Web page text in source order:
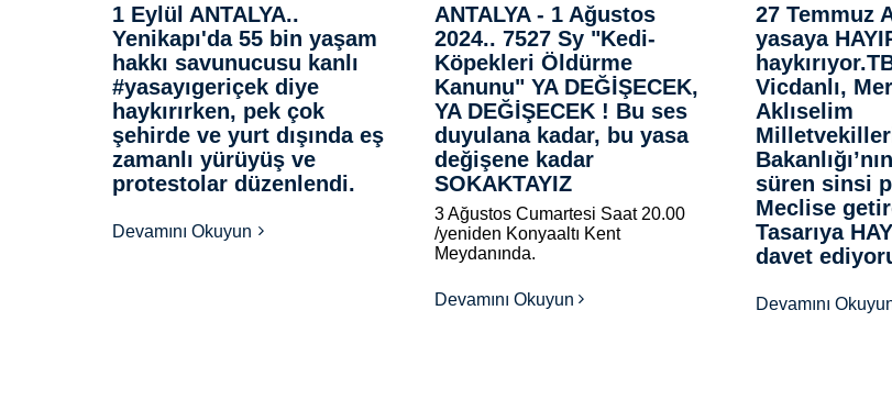
1 Eylül ANTALYA..
Yenikapı'da 55 bin yaşam
hakkı savunucusu kanlı
#yasayıgeriçek diye
haykırırken, pek çok
şehirde ve yurt dışında eş
zamanlı yürüyüş ve
protestolar düzenlendi.
Devamını Okuyun
ANTALYA - 1 Ağustos
2024.. 7527 Sy "Kedi-
Köpekleri Öldürme
Kanunu" YA DEĞİŞECEK,
YA DEĞİŞECEK ! Bu ses
duyulana kadar, bu yasa
değişene kadar
SOKAKTAYIZ
3 Ağustos Cumartesi Saat 20.00
/yeniden Konyaaltı Kent
Meydanında.
Devamını Okuyun
27 Temmuz
yasaya
Vicdanlı,
Aklıselim
süren sinsi
Meclise
Tasarıya
davet
Devamını